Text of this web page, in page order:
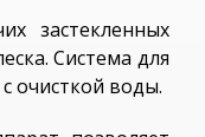
застекленных
Система для
очисткой воды.